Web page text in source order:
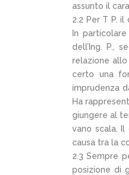
assunto il
2.2 Per T P.
In
dell’Ing. P.,
relazione
certo una
imprudenza
Ha
giungere al
vano scala.
causa tra la
2.3 Sempre
posizione di